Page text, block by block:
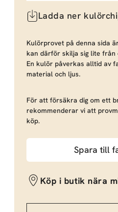
Ladda ner
Kulörprovet på denna sida
kan därför skilja sig lite
En kulör påverkas alltid av
material och ljus.
För att försäkra dig om ett
rekommenderar vi att
köp.
Spara till
Köp i butik nära